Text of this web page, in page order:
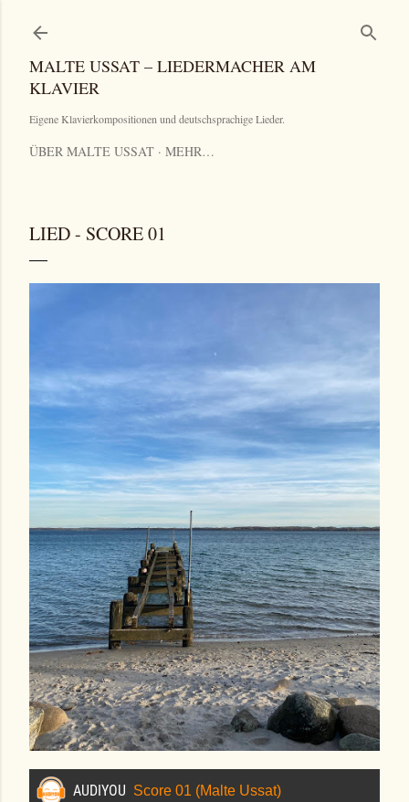
MALTE USSAT – LIEDERMACHER AM
KLAVIER
Eigene Klavierkompositionen und deutschsprachige Lieder.
ÜBER MALTE USSAT MEHR…
LIED - SCORE 01